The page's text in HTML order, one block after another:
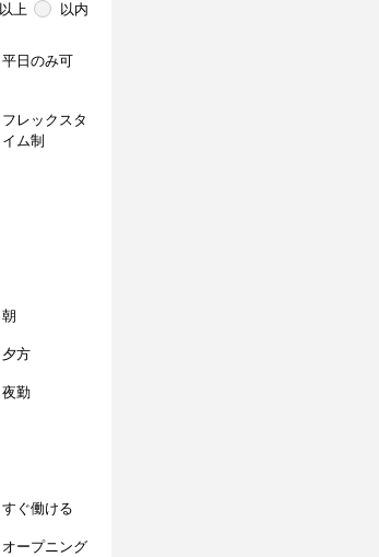
以上 以内
平日のみ可
フレックスタ
イム制
朝
夕方
夜勤
すぐ働ける
オープニング